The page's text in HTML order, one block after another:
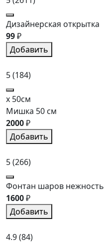
Дизайнерская открытка
99₽
Добавить
5(184)
x 50см
Мишка 50 см
2000₽
Добавить
5(266)
Фонтан шаров нежность
1600₽
Добавить
4.9(84)